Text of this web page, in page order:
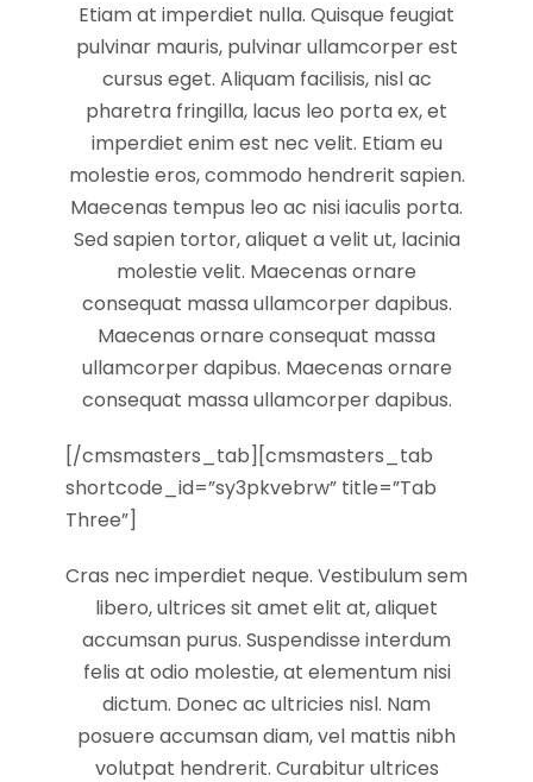
Etiam at imperdiet nulla. Quisque feugiat
pulvinar mauris, pulvinar ullamcorper est
cursus eget. Aliquam facilisis, nisl ac
pharetra fringilla, lacus leo porta ex, et
imperdiet enim est nec velit. Etiam eu
molestie eros, commodo hendrerit sapien.
Maecenas tempus leo ac nisi iaculis porta.
Sed sapien tortor, aliquet a velit ut, lacinia
molestie velit. Maecenas ornare
consequat massa ullamcorper dapibus.
Maecenas ornare consequat massa
ullamcorper dapibus. Maecenas ornare
consequat massa ullamcorper dapibus.
[/cmsmasters_tab][cmsmasters_tab
shortcode_id=”sy3pkvebrw” title=”Tab
Three”]
Cras nec imperdiet neque. Vestibulum sem
libero, ultrices sit amet elit at, aliquet
accumsan purus. Suspendisse interdum
felis at odio molestie, at elementum nisi
dictum. Donec ac ultricies nisl. Nam
posuere accumsan diam, vel mattis nibh
volutpat hendrerit. Curabitur ultrices